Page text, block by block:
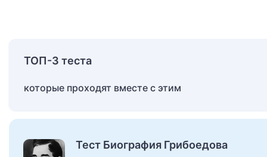
ТОП-3 теста
которые проходят вместе с этим
Тест Биография Грибоедова